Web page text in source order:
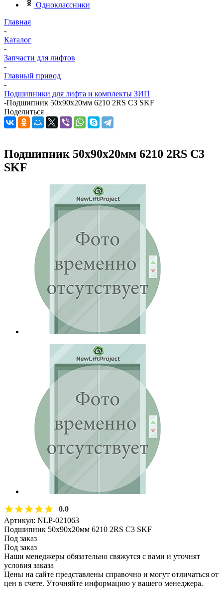
Одноклассники
Главная
-
Каталог
-
Запчасти для лифтов
-
Главный привод
-
Подшипники для лифта и комплекты ЗИП
-Подшипник 50х90х20мм 6210 2RS C3 SKF
Поделиться
Подшипник 50х90х20мм 6210 2RS C3
SKF
0.0
Артикул: NLP-021063
Подшипник 50х90х20мм 6210 2RS C3 SKF
Под заказ
Под заказ
Наши менеджеры обязательно свяжутся с вами и уточнят
условия заказа
Цены на сайте представлены справочно и могут отличаться от
цен в счете. Уточняйте информацию у вашего менеджера.